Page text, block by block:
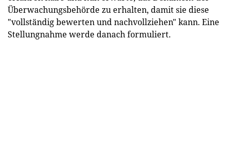
Überwachungsbehörde zu erhalten, damit sie diese
"vollständig bewerten und nachvollziehen" kann. Eine
Stellungnahme werde danach formuliert.